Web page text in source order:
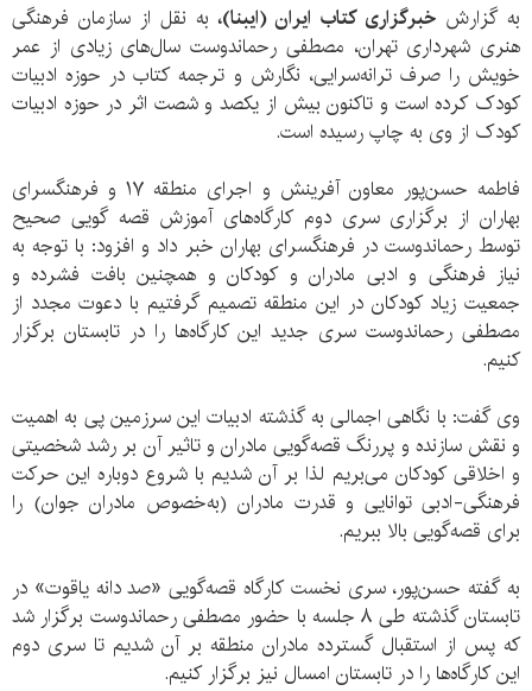
به گزارش خبرگزاری کتاب ایران (ایبنا)، به نقل از سازمان فرهنگی
هنری شهرداری تهران، مصطفی رحماندوست سال‌های زیادی از عمر
خویش را صرف ترانه‌سرایی، نگارش و ترجمه کتاب در حوزه ادبیات
کودک کرده است و تاکنون بیش از یکصد و شصت اثر در حوزه ادبیات
کودک از وی به چاپ رسیده است.
فاطمه حسن‌پور معاون آفرینش و اجرای منطقه ۱۷ و فرهنگسرای
بهاران از برگزاری سری دوم کارگاه‌های آموزش قصه گویی صحیح
توسط رحماندوست در فرهنگسرای بهاران خبر داد و افزود: با توجه به
نیاز فرهنگی و ادبی مادران و کودکان و همچنین بافت فشرده و
جمعیت زیاد کودکان در این منطقه تصمیم گرفتیم با دعوت مجدد از
مصطفی رحماندوست سری جدید این کارگاه‌ها را در تابستان برگزار
کنیم.
وی گفت: با نگاهی اجمالی به گذشته ادبیات این سرزمین پی به اهمیت
و نقش سازنده و پررنگ قصه‌گویی مادران و تاثیر آن بر رشد شخصیتی
و اخلاقی کودکان می‌بریم لذا بر آن شدیم با شروع دوباره این حرکت
فرهنگی-ادبی توانایی و قدرت مادران (به‌خصوص مادران جوان) را
برای قصه‌گویی بالا ببریم.
به گفته حسن‌پور، سری نخست کارگاه قصه‌گویی «صد دانه یاقوت» در
تابستان گذشته طی ۸ جلسه با حضور مصطفی رحماندوست برگزار شد
که پس از استقبال گسترده مادران منطقه بر آن شدیم تا سری دوم
این کارگاه‌ها را در تابستان امسال نیز برگزار کنیم.